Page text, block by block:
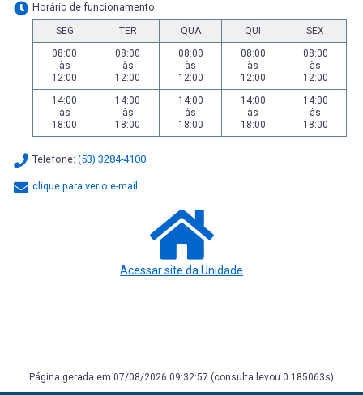
Horário de funcionamento:
SEG TER QUA QUI
SEX
08:00
às
12:00
08:00
às
12:00
08:00
às
12:00
08:00
às
12:00
08:00
às
12:00
14:00
às
18:00
14:00
às
18:00
14:00
às
18:00
14:00
às
18:00
14:00
às
18:00
Telefone: (53) 3284-4100
clique para ver o e-mail
Acessar site da Unidade
Página gerada em 07/08/2026 09:32:57 (consulta levou 0.185063s)